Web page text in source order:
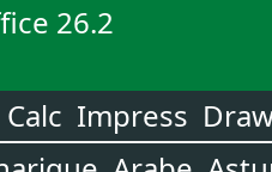
26.2
Calc Impress